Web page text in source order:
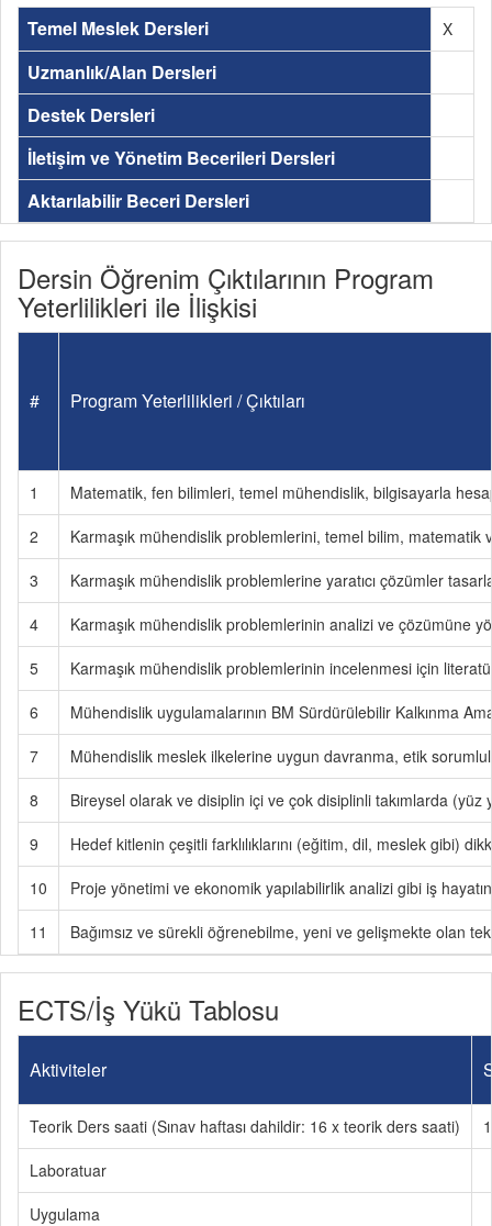
Temel Meslek Dersleri X
Uzmanlık/Alan Dersleri
Destek Dersleri
İletişim ve Yönetim Becerileri Dersleri
Aktarılabilir Beceri Dersleri
Dersin Öğrenim Çıktılarının Program
Yeterlilikleri ile İlişkisi
# Program Yeterlilikleri / Çıktıları
1
Matematik, fen bilimleri, temel mühendislik, bilgisayarla
2
Karmaşık mühendislik problemlerini, temel bilim, matematik
3
Karmaşık mühendislik problemlerine yaratıcı çözümler
4
Karmaşık mühendislik problemlerinin analizi ve çözümüne
5
Karmaşık mühendislik problemlerinin incelenmesi için
6
Mühendislik uygulamalarının BM Sürdürülebilir Kalkınma
7
Mühendislik meslek ilkelerine uygun davranma, etik
8
Bireysel olarak ve disiplin içi ve çok disiplinli takımlarda
9
Hedef kitlenin çeşitli farklılıklarını (eğitim, dil, meslek gibi)
10
Proje yönetimi ve ekonomik yapılabilirlik analizi gibi iş
11
Bağımsız ve sürekli öğrenebilme, yeni ve gelişmekte olan
ECTS/İş Yükü Tablosu
Aktiviteler
Teorik Ders saati (Sınav haftası dahildir: 16 x teorik ders saati)
Laboratuar
Uygulama